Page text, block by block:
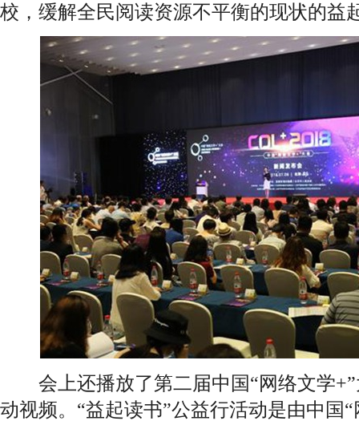
校，缓解全民阅读资源不平衡的现状的益
会上还播放了第二届中国“网络文学+”
动视频。“益起读书”公益行活动是由中国